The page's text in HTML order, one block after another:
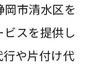
岡市清水区を
スを提供し
や片付け代